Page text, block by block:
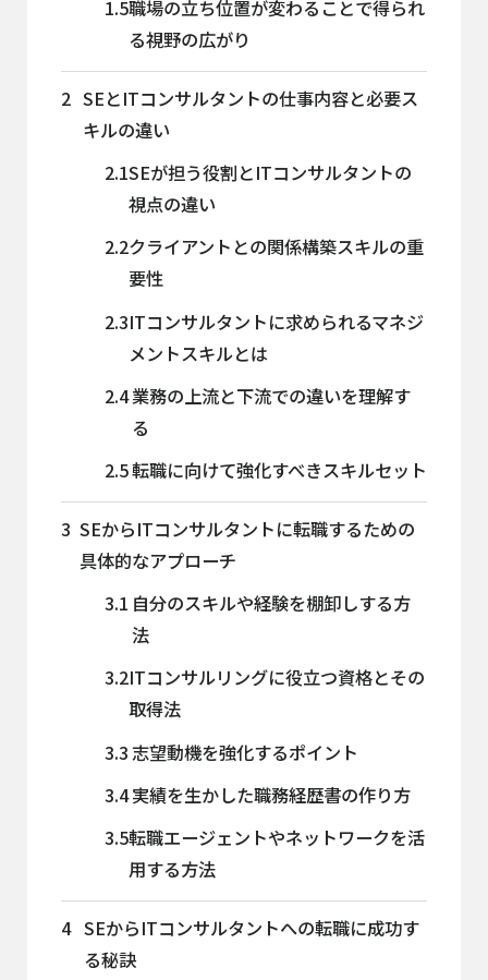
1.5職場の立ち位置が変わることで得られ
る視野の広がり
2 SEとITコンサルタントの仕事内容と必要ス
キルの違い
2.1SEが担う役割とITコンサルタントの
視点の違い
2.2クライアントとの関係構築スキルの重
要性
2.3ITコンサルタントに求められるマネジ
メントスキルとは
2.4業務の上流と下流での違いを理解す
る
2.5転職に向けて強化すべきスキルセット
3 SEからITコンサルタントに転職するための
具体的なアプローチ
3.1 自分のスキルや経験を棚卸しする方
法
3.2ITコンサルリングに役立つ資格とその
取得法
3.3志望動機を強化するポイント
3.4実績を生かした職務経歴書の作り方
3.5転職エージェントやネットワークを活
用する方法
4 SEからITコンサルタントへの転職に成功す
る秘訣